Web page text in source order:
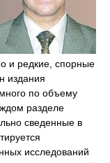
и редкие, спорные
издания
по объему
разделе
сведенные в
исследований